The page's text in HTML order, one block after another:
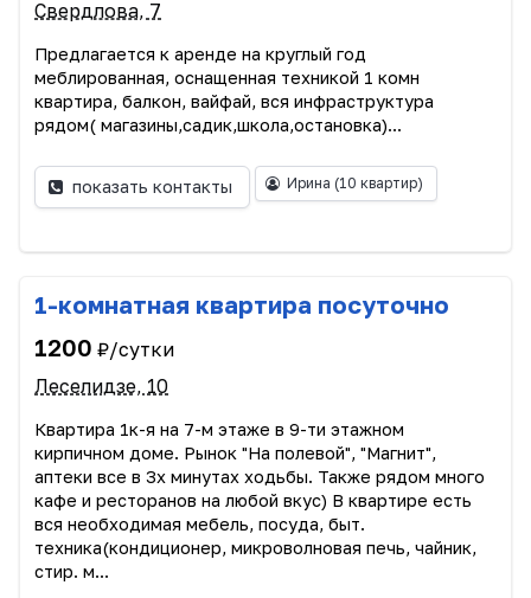
Свердлова, 7
Предлагается к аренде на круглый год
меблированная, оснащенная техникой 1 комн
квартира, балкон, вайфай, вся инфраструктура
рядом( магазины,садик,школа,остановка)...
показать контакты Ирина (10 квартир)
1-комнатная квартира посуточно
1200 ₽/сутки
Леселидзе, 10
Квартира 1к-я на 7-м этаже в 9-ти этажном
кирпичном доме. Рынок "На полевой", "Магнит",
аптеки все в 3х минутах ходьбы. Также рядом много
кафе и ресторанов на любой вкус) В квартире есть
вся необходимая мебель, посуда, быт.
техника(кондиционер, микроволновая печь, чайник,
стир. м...